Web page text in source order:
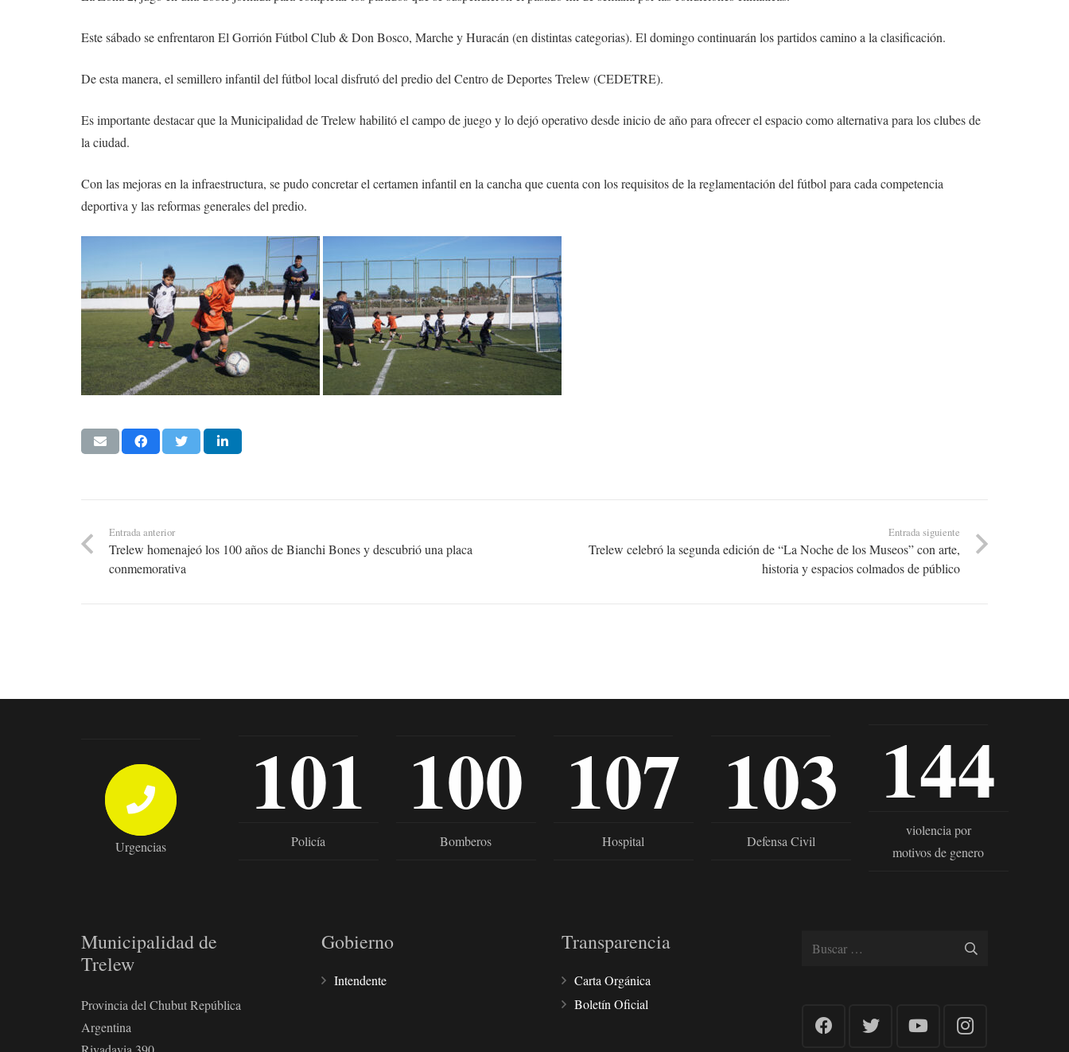
Este sábado se enfrentaron El Gorrión Fútbol Club & Don Bosco, Marche y Huracán (en distintas categorias). El domingo continuarán los partidos camino a la clasificación.
De esta manera, el semillero infantil del fútbol local disfrutó del predio del Centro de Deportes Trelew (CEDETRE).
Es importante destacar que la Municipalidad de Trelew habilitó el campo de juego y lo dejó operativo desde inicio de año para ofrecer el espacio como alternativa para los clubes de
la ciudad.
Con las mejoras en la infraestructura, se pudo concretar el certamen infantil en la cancha que cuenta con los requisitos de la reglamentación del fútbol para cada competencia
deportiva y las reformas generales del predio.
Entrada anterior
Trelew homenajeó los 100 años de Bianchi Bones y descubrió una placa
conmemorativa
Entrada siguiente
Trelew celebró la segunda edición de “La Noche de los Museos” con arte,
historia y espacios colmados de público
Urgencias
101
Policía
100
Bomberos
107
Hospital
103
Defensa Civil
144
violencia por
motivos de genero
Municipalidad de
Trelew
Provincia del Chubut República
Argentina
Gobierno
Intendente
Transparencia
Carta Orgánica
Boletín Oficial
Buscar: